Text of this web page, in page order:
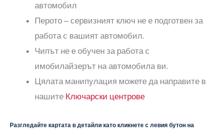
автомобил
Перото – сервизният ключ не е подготвен за
работа с вашият автомобил.
Чипът не е обучен за работа с
имобилайзерът на автомобила ви.
Цялата манипулация можете да направите в
нашите Ключарски центрове
Разгледайте картата в детайли като кликнете с левия бутон на